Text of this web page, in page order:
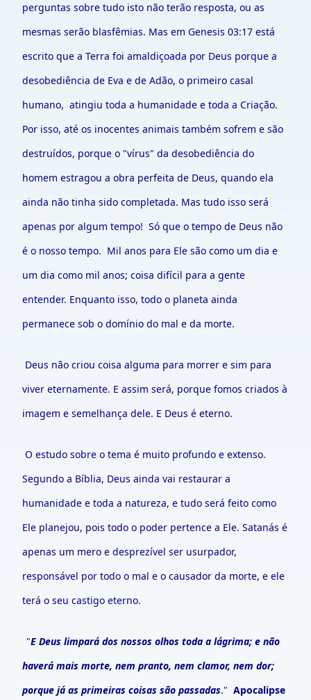
perguntas sobre tudo isto não terão resposta, ou as
mesmas serão blasfêmias. Mas em Genesis 03:17 está
escrito que a Terra foi amaldiçoada por Deus porque a
desobediência de Eva e de Adão, o primeiro casal
humano, atingiu toda a humanidade e toda a Criação.
Por isso, até os inocentes animais também sofrem e são
destruídos, porque o "vírus" da desobediência do
homem estragou a obra perfeita de Deus, quando ela
ainda não tinha sido completada. Mas tudo isso será
apenas por algum tempo! Só que o tempo de Deus não
é o nosso tempo. Mil anos para Ele são como um dia e
um dia como mil anos; coisa difícil para a gente
entender. Enquanto isso, todo o planeta ainda
permanece sob o domínio do mal e da morte.
Deus não criou coisa alguma para morrer e sim para
viver eternamente. E assim será, porque fomos criados à
imagem e semelhança dele. E Deus é eterno.
O estudo sobre o tema é muito profundo e extenso.
Segundo a Bíblia, Deus ainda vai restaurar a
humanidade e toda a natureza, e tudo será feito como
Ele planejou, pois todo o poder pertence a Ele. Satanás é
apenas um mero e desprezível ser usurpador,
responsável por todo o mal e o causador da morte, e ele
terá o seu castigo eterno.
"E Deus limpará dos nossos olhos toda a lágrima; e não
haverá mais morte, nem pranto, nem clamor, nem dor;
porque já as primeiras coisas são passadas." Apocalipse